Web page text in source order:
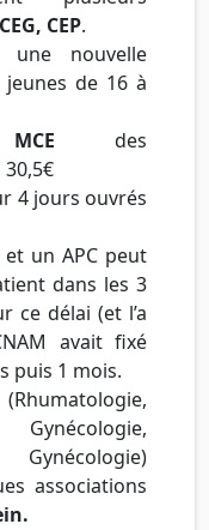
CEG, CEP.
une nouvelle
de 16 à
MCE des
30,5€
4 jours ouvrés
un APC peut
dans les 3
ce délai (et l’a
avait fixé
puis 1 mois.
associations